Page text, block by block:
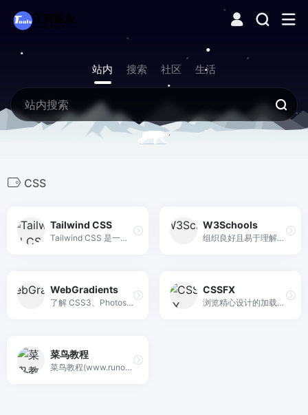
站内 搜索 社区 生活
CSS
Tailwind CSS
Tailwind CSS 是一个实用程序优先的 CSS 框架，用于快速构建现代网站，而无需离开 HTML。
W3Schools
组织良好且易于理解的 Web 构建教程，包含大量有关如何使用 HTML、CSS、JavaScript、SQL、Python、PHP、Bootstrap、Java、XML 等的示例。
WebGradients
了解 CSS3、Photoshop 和 Sketch 中的 180 种漂亮的线性渐变。 该系列由顶级设计师策划，完全免费。
CSSFX
浏览精心设计的加载器、悬停效果、过渡和其他 CSS 效果的集合，以便在您的下一个项目中使用。 效果的设计强调流动性、简单性和易用性。
菜鸟教程
菜鸟教程(www.runoob.com)提供了编程的基础技术教程, 介绍了HTML、CSS、Javascript、Python，Java，Ruby，C，PHP , MySQL等各种编程语言的基础知识。 同时本站中也提供了大量的在线实例，通过实例，您可以更好的学习编程。..